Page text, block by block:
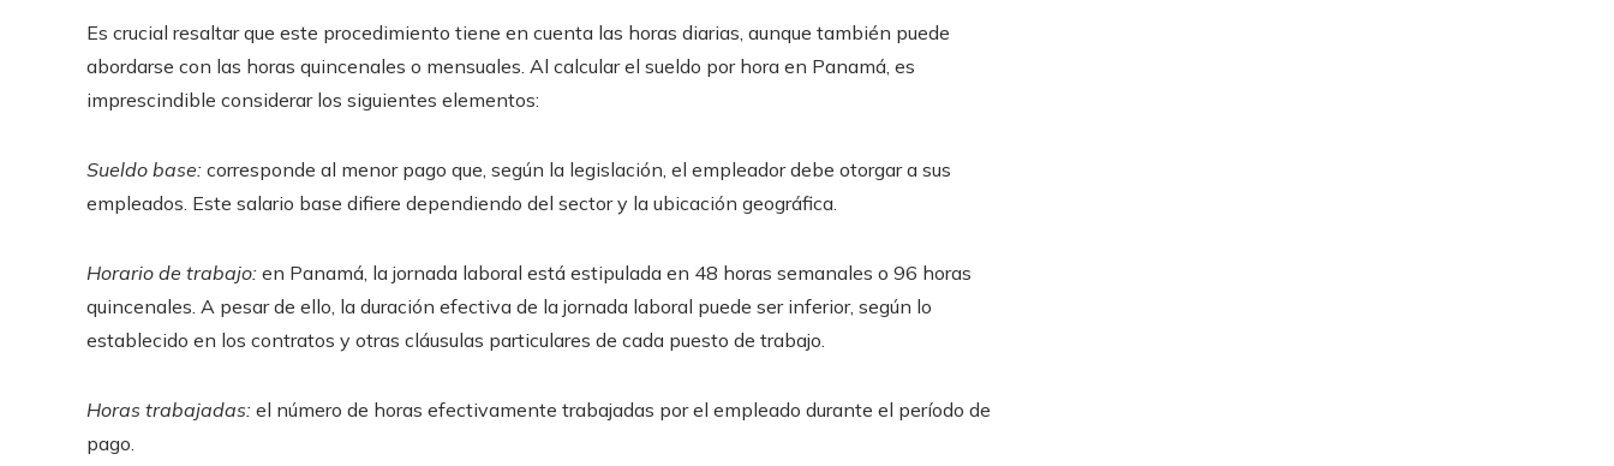
Es crucial resaltar que este procedimiento tiene en cuenta las horas diarias, aunque también puede
abordarse con las horas quincenales o mensuales. Al calcular el sueldo por hora en Panamá, es
imprescindible considerar los siguientes elementos:
Sueldo base: corresponde al menor pago que, según la legislación, el empleador debe otorgar a sus
empleados. Este salario base difiere dependiendo del sector y la ubicación geográfica.
Horario de trabajo: en Panamá, la jornada laboral está estipulada en 48 horas semanales o 96 horas
quincenales. A pesar de ello, la duración efectiva de la jornada laboral puede ser inferior, según lo
establecido en los contratos y otras cláusulas particulares de cada puesto de trabajo.
Horas trabajadas: el número de horas efectivamente trabajadas por el empleado durante el período de
pago.